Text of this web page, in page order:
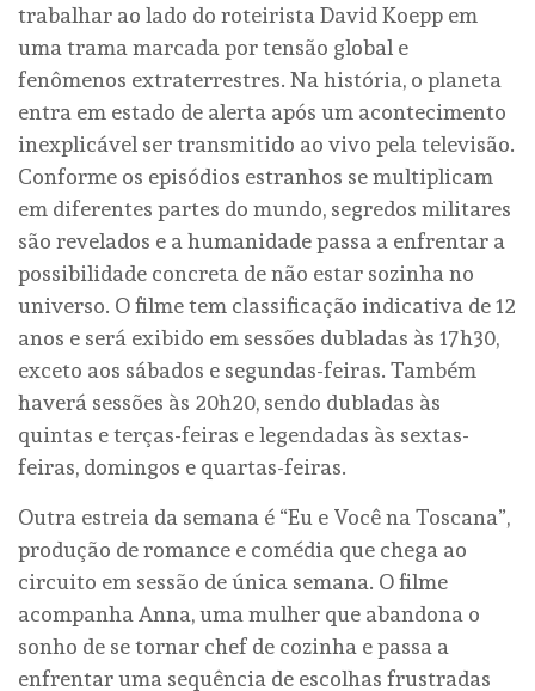
trabalhar ao lado do roteirista David Koepp em
uma trama marcada por tensão global e
fenômenos extraterrestres. Na história, o planeta
entra em estado de alerta após um acontecimento
inexplicável ser transmitido ao vivo pela televisão.
Conforme os episódios estranhos se multiplicam
em diferentes partes do mundo, segredos militares
são revelados e a humanidade passa a enfrentar a
possibilidade concreta de não estar sozinha no
universo. O filme tem classificação indicativa de 12
anos e será exibido em sessões dubladas às 17h30,
exceto aos sábados e segundas-feiras. Também
haverá sessões às 20h20, sendo dubladas às
quintas e terças-feiras e legendadas às sextas-
feiras, domingos e quartas-feiras.
Outra estreia da semana é “Eu e Você na Toscana”,
produção de romance e comédia que chega ao
circuito em sessão de única semana. O filme
acompanha Anna, uma mulher que abandona o
sonho de se tornar chef de cozinha e passa a
enfrentar uma sequência de escolhas frustradas